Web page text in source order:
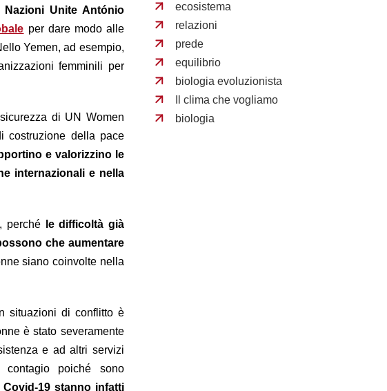
Nazioni Unite António
per dare modo alle
Yemen, ad esempio,
femminili per
di UN Women
costruzione della pace
e valorizzino le
internazionali e nella
perché
le difficoltà già
che aumentare
siano coinvolte nella
situazioni di conflitto è
è stato severamente
e ad altri servizi
poiché sono
19 stanno infatti
ecosistema
relazioni
prede
equilibrio
biologia evoluzionista
Il clima che vogliamo
biologia